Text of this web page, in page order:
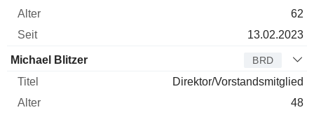
62
13.02.2023
Michael Blitzer BRD
Direktor/Vorstandsmitglied
48